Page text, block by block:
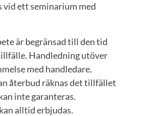
vid ett seminarium med
är begränsad till den tid
Handledning utöver
med handledare.
återbud räknas det tillfället
inte garanteras.
alltid erbjudas.